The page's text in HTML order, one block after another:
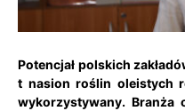
Potencjał polskich
t nasion roślin oleistych
wykorzystywany.